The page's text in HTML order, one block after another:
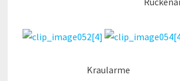
Kraularme